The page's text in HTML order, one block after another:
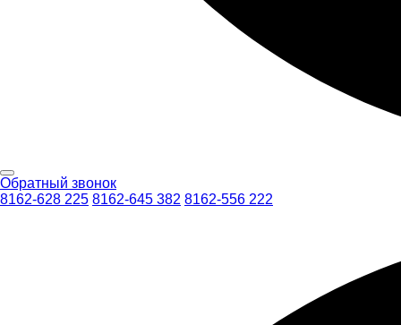
Обратный звонок
8162-628 225 8162-645 382 8162-556 222